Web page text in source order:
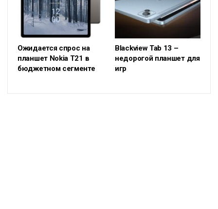
Ожидается спрос на
планшет Nokia T21 в
бюджетном сегменте
Blackview Tab 13 –
недорогой планшет для
игр